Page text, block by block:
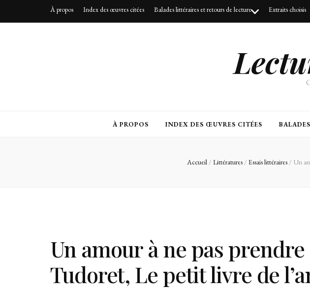
À propos Index des œuvres citées Balades littéraires et retours de lecture Extraits choisis
À PROPOS INDEX DES ŒUVRES CITÉES
Accueil / Littératures / Essais littéraires / Un
Un amour à ne pas
Tudoret, Le petit livre de